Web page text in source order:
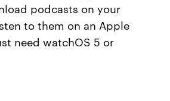
podcasts on your
to them on an Apple
need watchOS 5 or